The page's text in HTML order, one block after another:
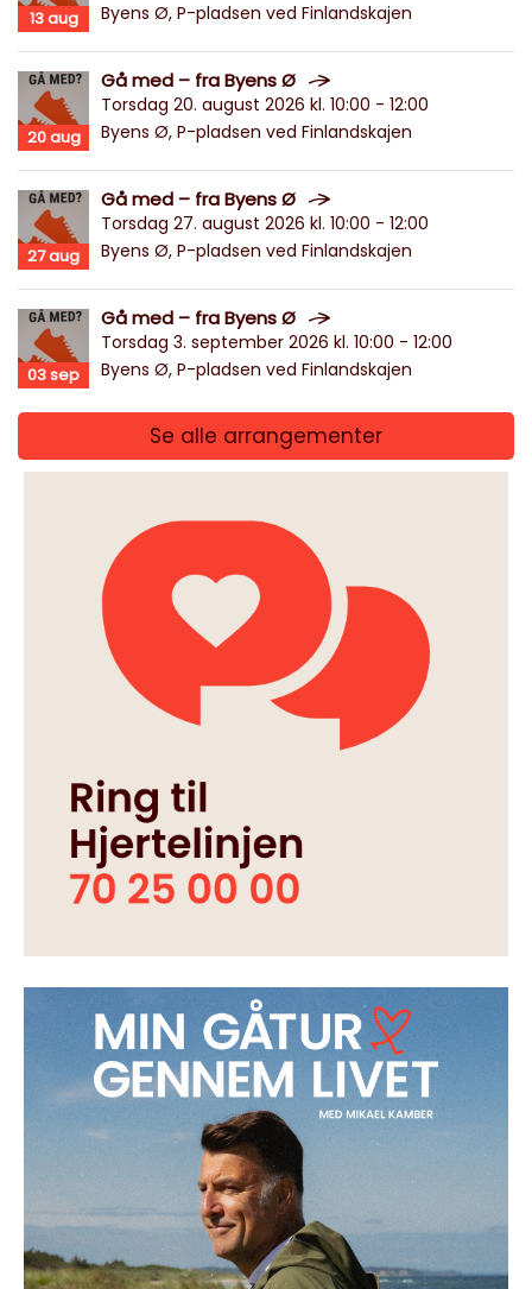
13aug
Byens Ø, P-pladsen ved Finlandskajen
20aug
Gå med – fra Byens Ø
Torsdag 20. august 2026 kl. 10:00 - 12:00
Byens Ø, P-pladsen ved Finlandskajen
27aug
Gå med – fra Byens Ø
Torsdag 27. august 2026 kl. 10:00 - 12:00
Byens Ø, P-pladsen ved Finlandskajen
03sep
Gå med – fra Byens Ø
Torsdag 3. september 2026 kl. 10:00 - 12:00
Byens Ø, P-pladsen ved Finlandskajen
Se alle arrangementer